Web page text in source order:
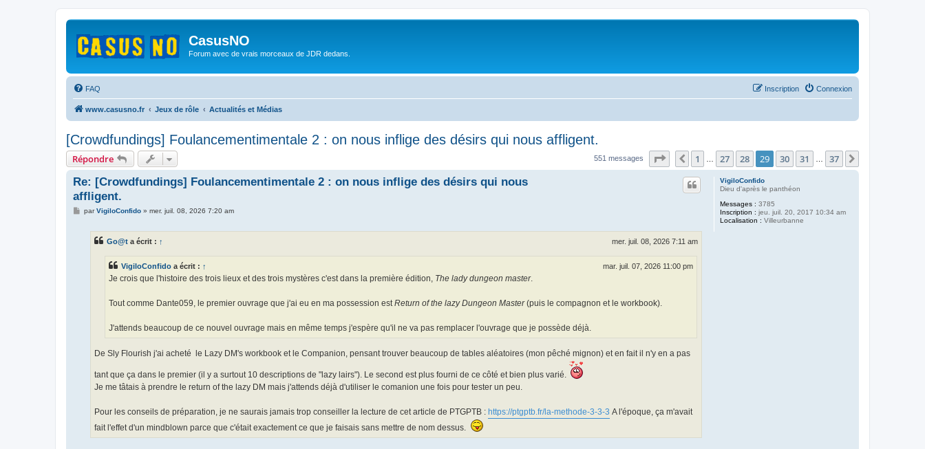
CasusNO
Forum avec de vrais morceaux de JDR dedans.
FAQ Connexion
Inscription
www.casusno.fr Jeux de rôle Actualités et Médias
[Crowdfundings] Foulancementimentale 2 : on nous inflige des désirs qui nous affligent.
Répondre 551 messages Page 29 37
Précédent
1 27 28 29 30 31 37
VigiloConfido
Dieu d'après le panthéon
Messages : 3785
Inscription : jeu. juil. 20, 2017 10:34 am
Localisation : Villeurbanne
Re: [Crowdfundings] Foulancementimentale 2 : on nous inflige des désirs qui nous
affligent.
MparVigiloConfido» mer. juil. 08, 2026 7:20 am
Go@t a écrit : ↑ mer. juil. 08, 2026 7:11 am
VigiloConfido a écrit : ↑ mar. juil. 07, 2026 11:00 pm
Je crois que l'histoire des trois lieux et des trois mystères c'est dans la première édition, The lady dungeon master.
Tout comme Dante059, le premier ouvrage que j'ai eu en ma possession estReturn of the lazy Dungeon Master(puis le compagnon et le workbook).
J'attends beaucoup de ce nouvel ouvrage mais en même temps j'espère qu'il ne va pas remplacer l'ouvrage que je possède déjà.
De Sly Flourish j'ai acheté le Lazy DM's workbook et le Companion, pensant trouver beaucoup de tables aléatoires (mon pêché mignon) et en fait il n'y en a pas
tant que ça dans le premier (il y a surtout 10 descriptions de "lazy lairs"). Le second est plus fourni de ce côté et bien plus varié.
Je me tâtais à prendre le return of the lazy DM mais j'attends déjà d'utiliser le comanion une fois pour tester un peu.
Pour les conseils de préparation, je ne saurais jamais trop conseiller la lecture de cet article de PTGPTB : https://ptgptb.fr/la-methode-3-3-3 A l'époque, ça m'avait
fait l'effet d'un mindblown parce que c'était exactement ce que je faisais sans mettre de nom dessus.